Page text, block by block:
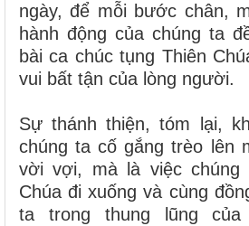
ngày, để mỗi bước chân,
hành động của chúng ta
bài ca chúc tụng Thiên
vui bất tận của lòng người.
Sự thánh thiện, tóm lại,
chúng ta cố gắng trèo lên
vời vợi, mà là việc chúng
Chúa đi xuống và cùng
ta trong thung lũng